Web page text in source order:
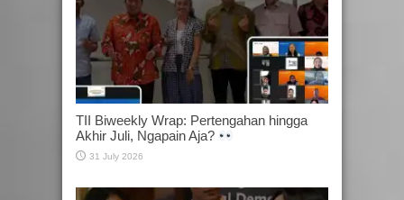
TII Biweekly Wrap: Pertengahan hingga
Akhir Juli, Ngapain Aja?
31 July 2026